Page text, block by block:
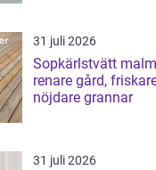
31 juli 2026
Sopkärlstvätt malmö så får
renare gård,
nöjdare grannar
31 juli 2026